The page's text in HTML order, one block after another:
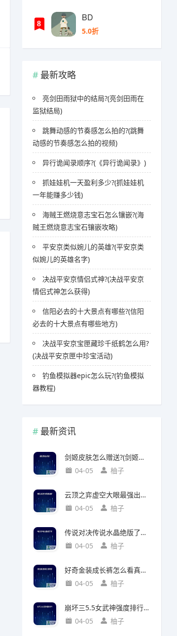
8
BD
5.0折
最新攻略
亮剑田雨狱中的结局?(亮剑田雨在
监狱结局)
跳舞动感的节奏感怎么拍的?(跳舞
动感的节奏感怎么拍的视频)
异行诡闻录顺序?(《异行诡闻录》)
抓娃娃机一天盈利多少?(抓娃娃机
一年能赚多少钱)
海贼王燃烧意志宝石怎么镶嵌?(海
贼王燃烧意志宝石镶嵌攻略)
平安京类似婉儿的英雄?(平安京类
似婉儿的英雄名字)
决战平安京情侣式神?(决战平安京
情侣式神怎么获得)
信阳必去的十大景点有哪些?(信阳
必去的十大景点有哪些地方)
决战平安京宝匣藏珍千纸鹤怎么用?
(决战平安京匣中珍宝活动)
钓鱼模拟器epic怎么玩?(钓鱼模拟
器教程)
最新资讯
剑姬皮肤怎么赠送?(剑姬皮肤怎么赠送给别人)
04-05
柚子
云顶之弈虚空大眼最强出装?(云顶之弈虚空之眼出装)
04-05
柚子
传说对决传说水晶绝版了吗?(传说对决 传说水晶)
04-05
柚子
好奇金装成长裤怎么看真假?(好奇金装成长裤怎么看真假鉴别)
04-05
柚子
崩坏三5.5女武神强度排行?(崩坏三5.2女武神强度)
04-05
柚子